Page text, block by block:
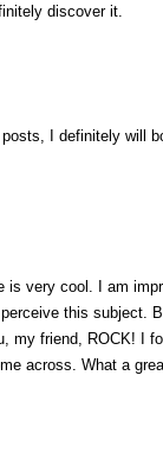
discover it.
I definitely will
is very cool. I am
this subject.
my friend, ROCK! I
across. What a